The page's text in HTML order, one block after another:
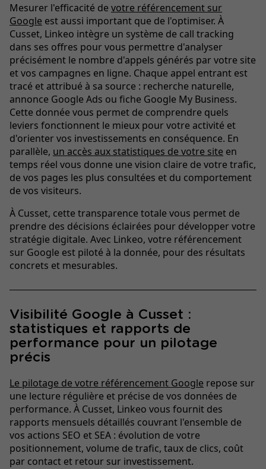
Mesurer l'efficacité de votre référencement sur
Google est aussi important que de l'optimiser. À
Cusset, Linkeo intègre un système de call tracking
dans ses offres pour vous permettre d'analyser
précisément le nombre d'appels générés par votre site
et vos campagnes en ligne. Chaque appel entrant est
tracé et attribué à sa source : recherche naturelle,
annonce Google Ads ou fiche Google My Business.
Cette donnée vous permet de comprendre quels
leviers fonctionnent le mieux pour votre activité et
d'orienter vos investissements en conséquence. En
parallèle, un accès aux statistiques de votre site en
temps réel vous donne une vision claire de votre trafic,
de vos pages les plus consultées et du comportement
de vos visiteurs.
À Cusset, cette transparence totale vous permet de
prendre des décisions éclairées pour développer votre
stratégie digitale. Avec Linkeo, votre référencement
sur Google est piloté à la donnée, pour des résultats
concrets et mesurables.
Visibilité Google à Cusset :
statistiques et rapports de
performance pour un pilotage
précis
Le pilotage de votre référencement Google repose sur
une lecture régulière et précise de vos données de
performance. À Cusset, Linkeo vous fournit des
rapports mensuels détaillés couvrant l'ensemble de
vos actions SEO et SEA : évolution de votre
positionnement, volume de trafic, taux de clics, coût
par contact et retour sur investissement.